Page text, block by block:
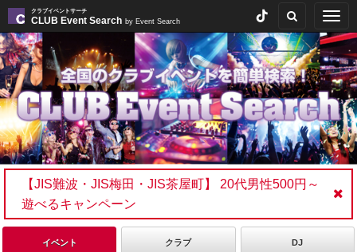
クラブイベントサーチ
CLUB Event Search by Event Search
【JIS難波・JIS梅田・JIS茶屋町】 20代男性500円～
遊べるキャンペーン
イベント クラブ DJ